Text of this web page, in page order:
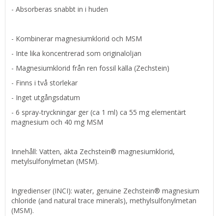
- Absorberas snabbt in i huden
- Kombinerar magnesiumklorid och MSM
- Inte lika koncentrerad som originaloljan
- Magnesiumklorid från ren fossil källa (Zechstein)
- Finns i två storlekar
- Inget utgångsdatum
- 6 spray-tryckningar ger (ca 1 ml) ca 55 mg elementärt
magnesium och 40 mg MSM
Innehåll: Vatten, äkta Zechstein® magnesiumklorid,
metylsulfonylmetan (MSM).
Ingredienser (INCI): water, genuine Zechstein® magnesium
chloride (and natural trace minerals), methylsulfonylmetan
(MSM).